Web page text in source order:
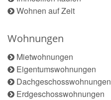
Wohnen auf Zeit
Wohnungen
Mietwohnungen
Eigentumswohnungen
Dachgeschosswohnungen
Erdgeschosswohnungen